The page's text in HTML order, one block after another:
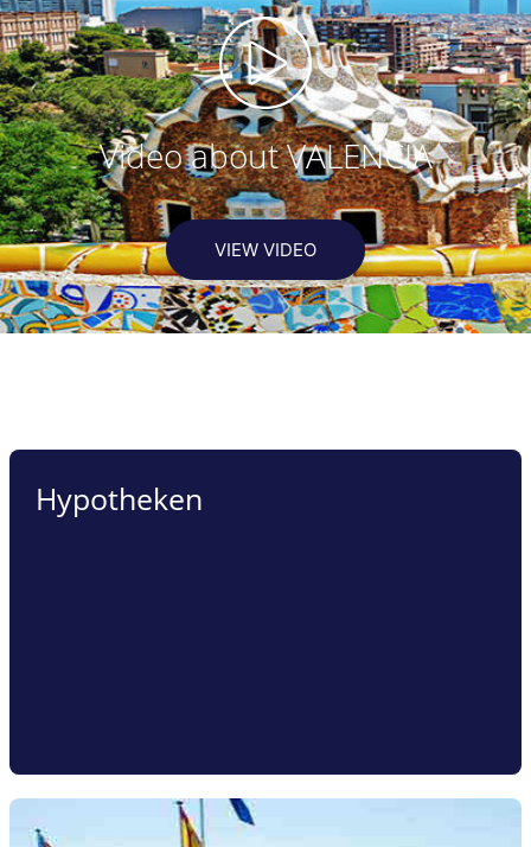
Video about VALENCIA
VIEW VIDEO
Hypotheken